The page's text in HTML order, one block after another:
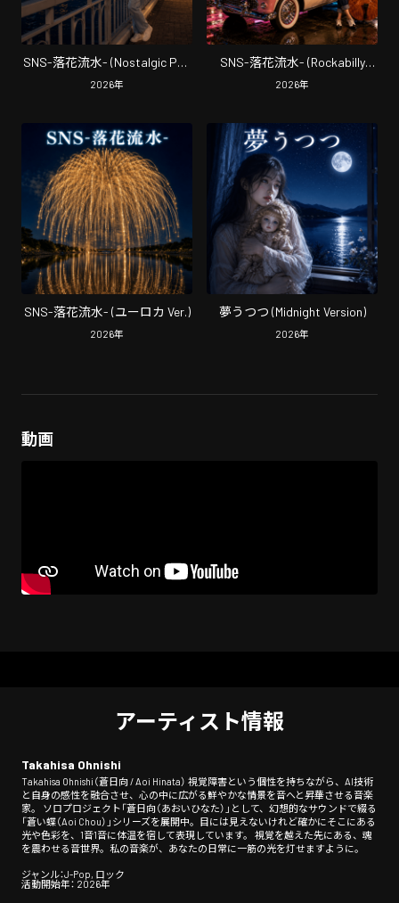
SNS-落花流水- (Nostalgic Pop
Rock Version)
2026年
SNS-落花流水- (Rockabilly
Version)
2026年
SNS-落花流水- (ユーロカ Ver.)
2026年
夢うつつ (Midnight Version)
2026年
動画
アーティスト情報
Takahisa Ohnishi
Takahisa Ohnishi（蒼日向 / Aoi Hinata） 視覚障害という個性を持ちながら、AI技術
と自身の感性を融合させ、心の中に広がる鮮やかな情景を音へと昇華させる音楽
家。 ソロプロジェクト「蒼日向（あおいひなた）」として、幻想的なサウンドで綴る
「蒼い蝶（Aoi Chou）」シリーズを展開中。目には見えないけれど確かにそこにある
光や色彩を、1音1音に体温を宿して表現しています。 視覚を越えた先にある、魂
を震わせる音世界。私の音楽が、あなたの日常に一筋の光を灯せますように。
ジャンル：J-Pop, ロック
活動開始年： 2026年